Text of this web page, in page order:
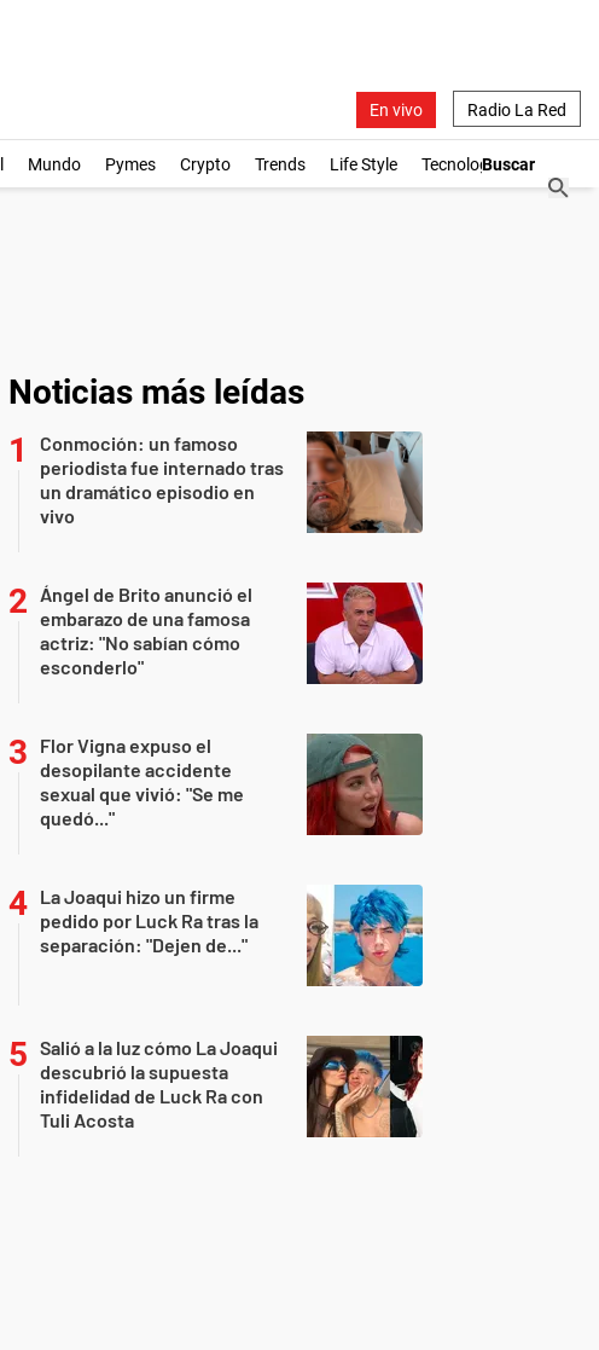
En vivo Radio La Red
Mundo Pymes Crypto Trends Life Style Tecnología
Noticias más leídas
Conmoción: un famoso
periodista fue internado tras
un dramático episodio en
vivo
Ángel de Brito anunció el
embarazo de una famosa
actriz: "No sabían cómo
esconderlo"
Flor Vigna expuso el
desopilante accidente
sexual que vivió: "Se me
quedó..."
La Joaqui hizo un firme
pedido por Luck Ra tras la
separación: "Dejen de..."
Salió a la luz cómo La Joaqui
descubrió la supuesta
infidelidad de Luck Ra con
Tuli Acosta